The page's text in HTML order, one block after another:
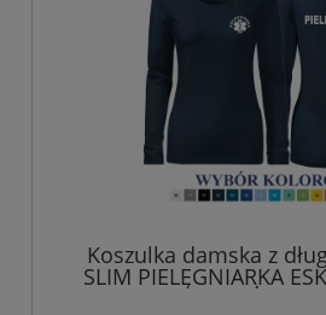
Koszulka damska z
SLIM PIELĘGNIARKA
PRZÓD I TYŁ